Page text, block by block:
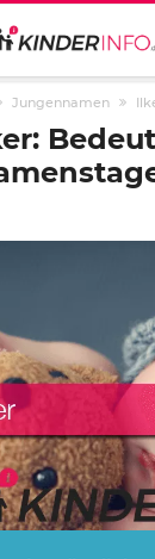
Jungennamen